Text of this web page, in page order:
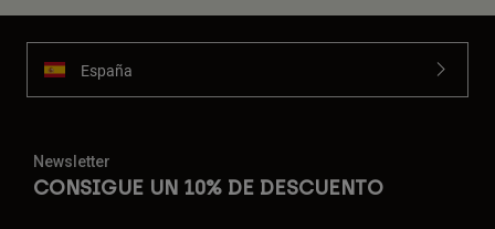
España
Newsletter
CONSIGUE UN 10% DE DESCUENTO